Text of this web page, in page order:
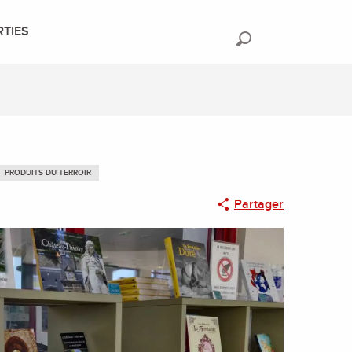
PRODUITS DU TERROIR
Partager